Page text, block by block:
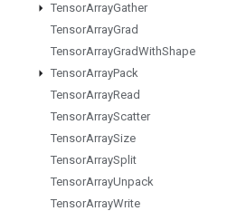
TensorArrayGather
TensorArrayGrad
TensorArrayGradWithShape
TensorArrayPack
TensorArrayRead
TensorArrayScatter
TensorArraySize
TensorArraySplit
TensorArrayUnpack
TensorArrayWrite